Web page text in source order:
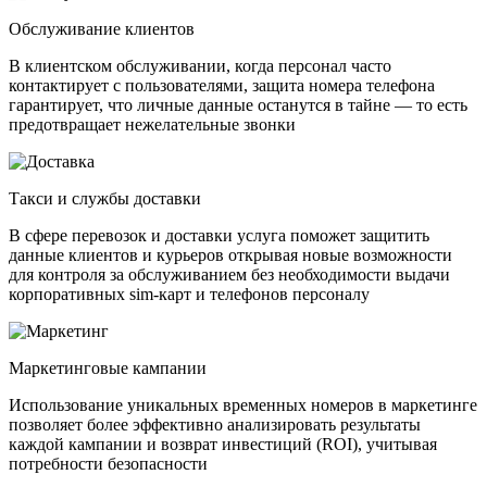
Обслуживание клиентов
В клиентском обслуживании, когда персонал часто
контактирует с пользователями, защита номера телефона
гарантирует, что личные данные останутся в тайне — то есть
предотвращает нежелательные звонки
Такси и службы доставки
В сфере перевозок и доставки услуга поможет защитить
данные клиентов и курьеров открывая новые возможности
для контроля за обслуживанием без необходимости выдачи
корпоративных sim-карт и телефонов персоналу
Маркетинговые кампании
Использование уникальных временных номеров в маркетинге
позволяет более эффективно анализировать результаты
каждой кампании и возврат инвестиций (ROI), учитывая
потребности безопасности